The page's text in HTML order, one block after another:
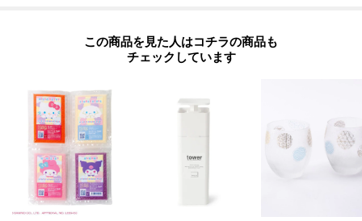
この商品を見た人はコチラの商品も
チェックしています